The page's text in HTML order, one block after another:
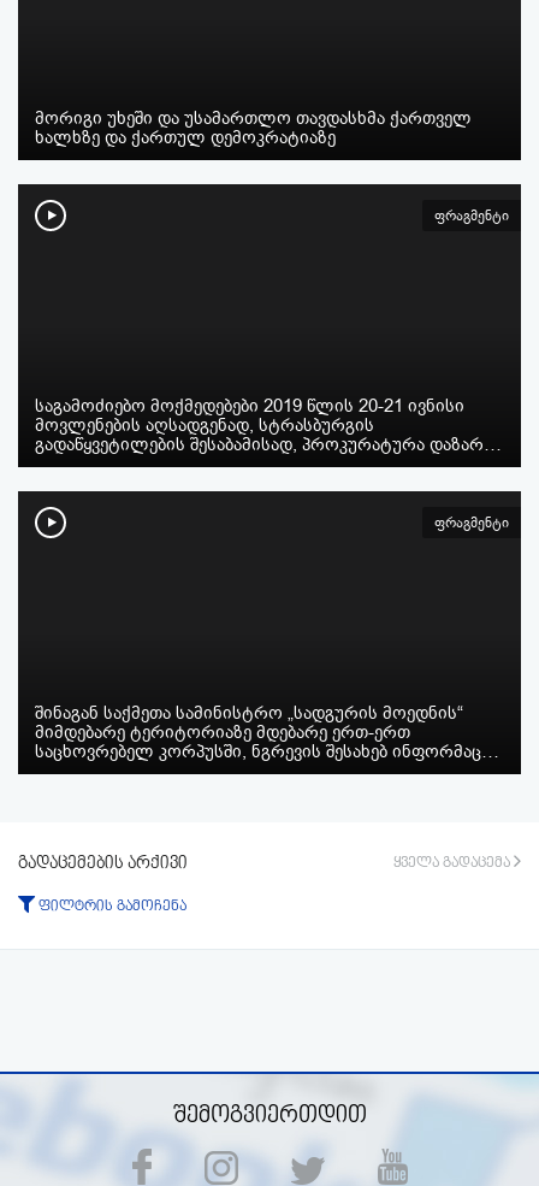
მორიგი უხეში და უსამართლო თავდასხმა ქართველ
ხალხზე და ქართულ დემოკრატიაზე
ფრაგმენტი
საგამოძიებო მოქმედებები 2019 წლის 20-21 ივნისი
მოვლენების აღსადგენად, სტრასბურგის
გადაწყვეტილების შესაბამისად, პროკურატურა დაზარ…
ფრაგმენტი
შინაგან საქმეთა სამინისტრო „სადგურის მოედნის“
მიმდებარე ტერიტორიაზე მდებარე ერთ-ერთ
საცხოვრებელ კორპუსში, ნგრევის შესახებ ინფორმაც…
გადაცემების არქივი ყველა გადაცემა
ფილტრის გამოჩენა
ტიპი:
შემოგვიერთდით